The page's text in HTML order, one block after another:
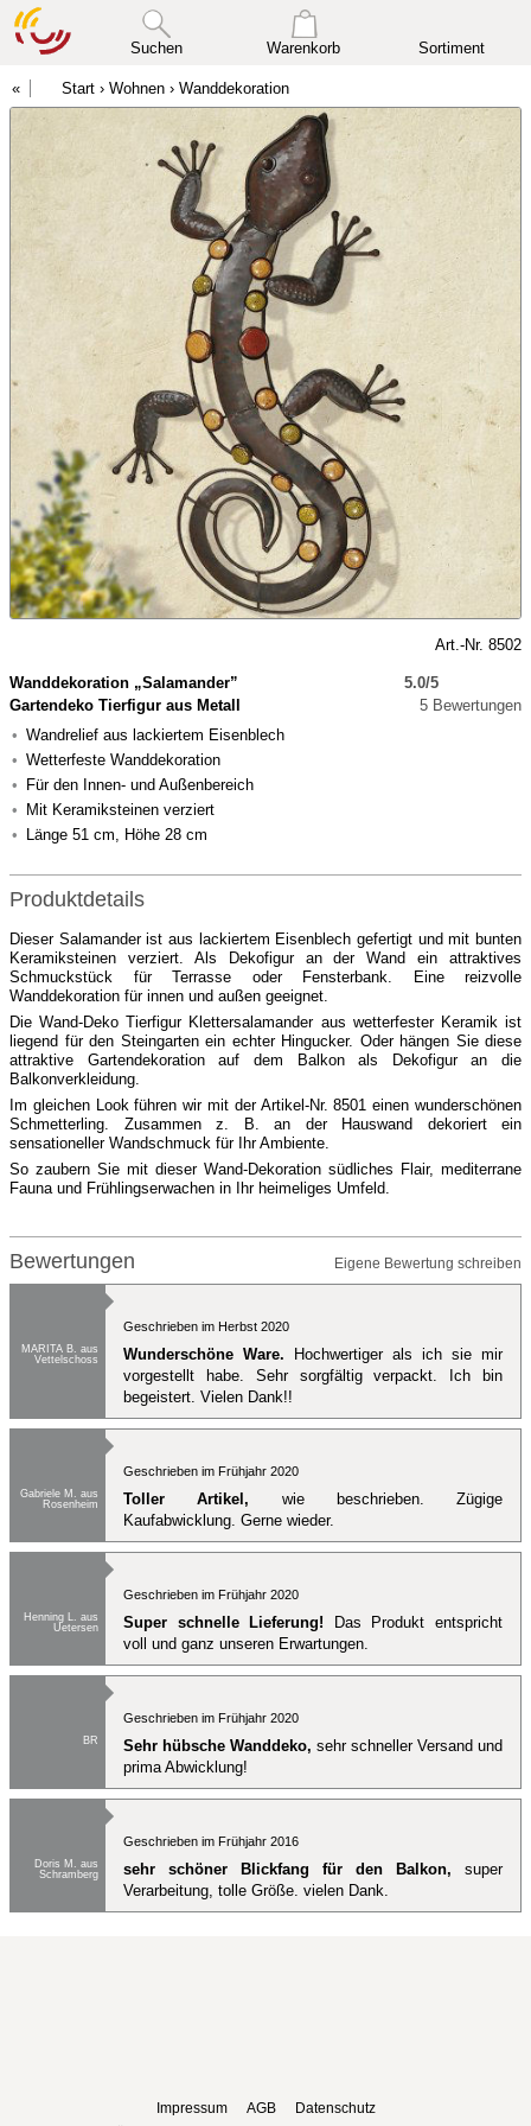
Suchen Warenkorb Sortiment
Start › Wohnen › Wanddekoration
Art.-Nr. 8502
Wanddekoration „Salamander”
Gartendeko Tierfigur aus Metall
Wandrelief aus lackiertem Eisenblech
Wetterfeste Wanddekoration
Für den Innen- und Außenbereich
Mit Keramiksteinen verziert
Länge 51 cm, Höhe 28 cm
5.0/5
5 Bewertungen
Produktdetails
Dieser Salamander ist aus lackiertem Eisenblech gefertigt und mit bunten
Keramiksteinen verziert. Als Dekofigur an der Wand ein attraktives
Schmuckstück für Terrasse oder Fensterbank. Eine reizvolle
Wanddekoration für innen und außen geeignet.
Die Wand-Deko Tierfigur Klettersalamander aus wetterfester Keramik ist
liegend für den Steingarten ein echter Hingucker. Oder hängen Sie diese
attraktive Gartendekoration auf dem Balkon als Dekofigur an die
Balkonverkleidung.
Im gleichen Look führen wir mit der Artikel-Nr. 8501 einen wunderschönen
Schmetterling. Zusammen z. B. an der Hauswand dekoriert ein
sensationeller Wandschmuck für Ihr Ambiente.
So zaubern Sie mit dieser Wand-Dekoration südliches Flair, mediterrane
Fauna und Frühlingserwachen in Ihr heimeliges Umfeld.
Bewertungen Eigene Bewertung schreiben
MARITA B. aus
Vettelschoss
Geschrieben im Herbst 2020
Wunderschöne Ware. Hochwertiger als ich sie mir
vorgestellt habe. Sehr sorgfältig verpackt. Ich bin
begeistert. Vielen Dank!!
Gabriele M. aus
Rosenheim
Geschrieben im Frühjahr 2020
Toller Artikel, wie beschrieben. Zügige
Kaufabwicklung. Gerne wieder.
Henning L. aus
Uetersen
Geschrieben im Frühjahr 2020
Super schnelle Lieferung! Das Produkt entspricht
voll und ganz unseren Erwartungen.
BR
Geschrieben im Frühjahr 2020
Sehr hübsche Wanddeko, sehr schneller Versand und
prima Abwicklung!
Doris M. aus
Schramberg
Geschrieben im Frühjahr 2016
sehr schöner Blickfang für den Balkon, super
Verarbeitung, tolle Größe. vielen Dank.
Impressum AGB Datenschutz